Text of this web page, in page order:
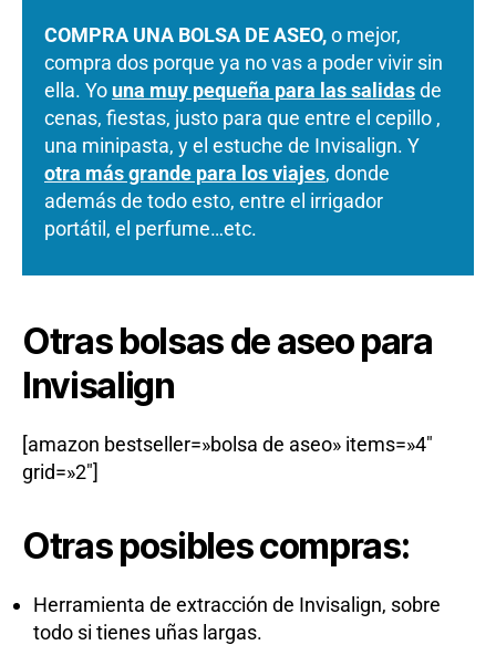
COMPRA UNA BOLSA DE ASEO,o mejor,
compra dos porque ya no vas a poder vivir sin
ella. Yo una muy pequeña para las salidasde
cenas, fiestas, justo para que entre el cepillo ,
una minipasta, y el estuche de Invisalign. Y
otra más grande para los viajes, donde
además de todo esto, entre el irrigador
portátil, el perfume…etc.
Otras bolsas de aseo para
Invisalign
[amazon bestseller=»bolsa de aseo» items=»4″
grid=»2″]
Otras posibles compras:
Herramienta de extracción de Invisalign, sobre
todo si tienes uñas largas.